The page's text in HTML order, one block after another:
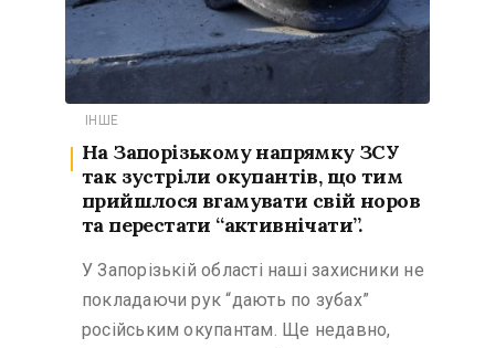
ІНШЕ
На Запорізькому напрямку ЗСУ
так зустріли окупантів, що тим
прийшлося вгамувати свій норов
та перестати “активнічати”.
У Запорізькій області наші захисники не
покладаючи рук “дають по зубах”
російським окупантам. Ще недавно,